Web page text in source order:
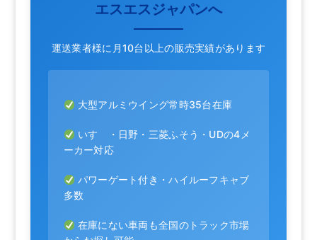
エスエスジャパンへ
運送業者様に月10台以上の販売実績があります
大型アルミウイング常時35台在庫
いすゞ・日野・三菱ふそう・UDの4メ
ーカー対応
パワーゲート付き・ハイルーフキャブ
多数
在庫にない車両も全国のトラック市場